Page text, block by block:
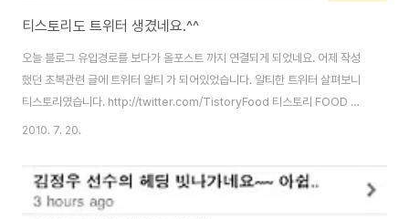
티스토리도 트위터 생겼네요.^^
오늘 블로그 유입경로를 보다가 올포스트 까지 연결되게 되었네요. 어제 작성
했던 초복관련 글에 트위터 알티 가 되어있었습니다. 알티한 트위터 살펴보니
티스토리였습니다. http://twitter.com/TistoryFood 티스토리 FOOD 네
요. 왠지 모를 반가운 마음이.. ^^ 티스토리에 올라운 글 중에 식품관련 글들을
터도 만드시는건가요?
2010. 7. 20.